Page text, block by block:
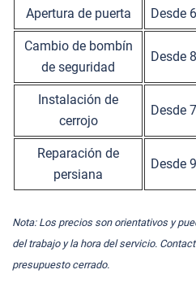
Apertura de puerta Desde
Cambio de bombín
de seguridad
Desde
Instalación de
cerrojo
Desde
Reparación de
persiana
Desde
Nota: Los precios son orientativos y
del trabajo y la hora del servicio.
presupuesto cerrado.